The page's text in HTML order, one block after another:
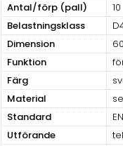
Antal/förp (pall)
10
Belastningsklass
Dimension
Funktion
Färg
Material
Standard
Utförande